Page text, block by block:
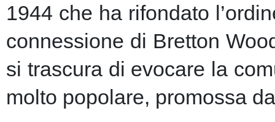
1944 che ha rifondato
connessione di Bretton
si trascura di evocare la
molto popolare, promossa